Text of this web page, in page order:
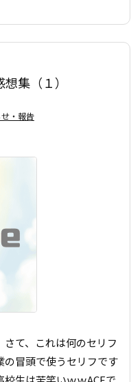
集（１）
・報告
さて、これは何のセリフ
の冒頭で使うセリフです